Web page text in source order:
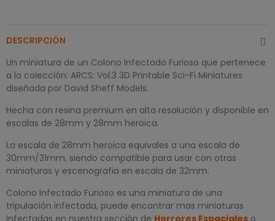
DESCRIPCIÓN
Un miniatura de un Colono Infectado Furioso que pertenece
a la colección: ARCS: Vol.3 3D Printable Sci-Fi Miniatures
diseñada por David Sheff Models.
Hecha con resina premium en alta resolución y disponible en
escalas de 28mm y 28mm heroica.
La escala de 28mm heroica equivales a una escala de
30mm/31mm, siendo compatible para usar con otras
miniaturas y escenografia en escala de 32mm.
Colono Infectado Furioso es una miniatura de una
tripulación infectada, puede encontrar mas miniaturas